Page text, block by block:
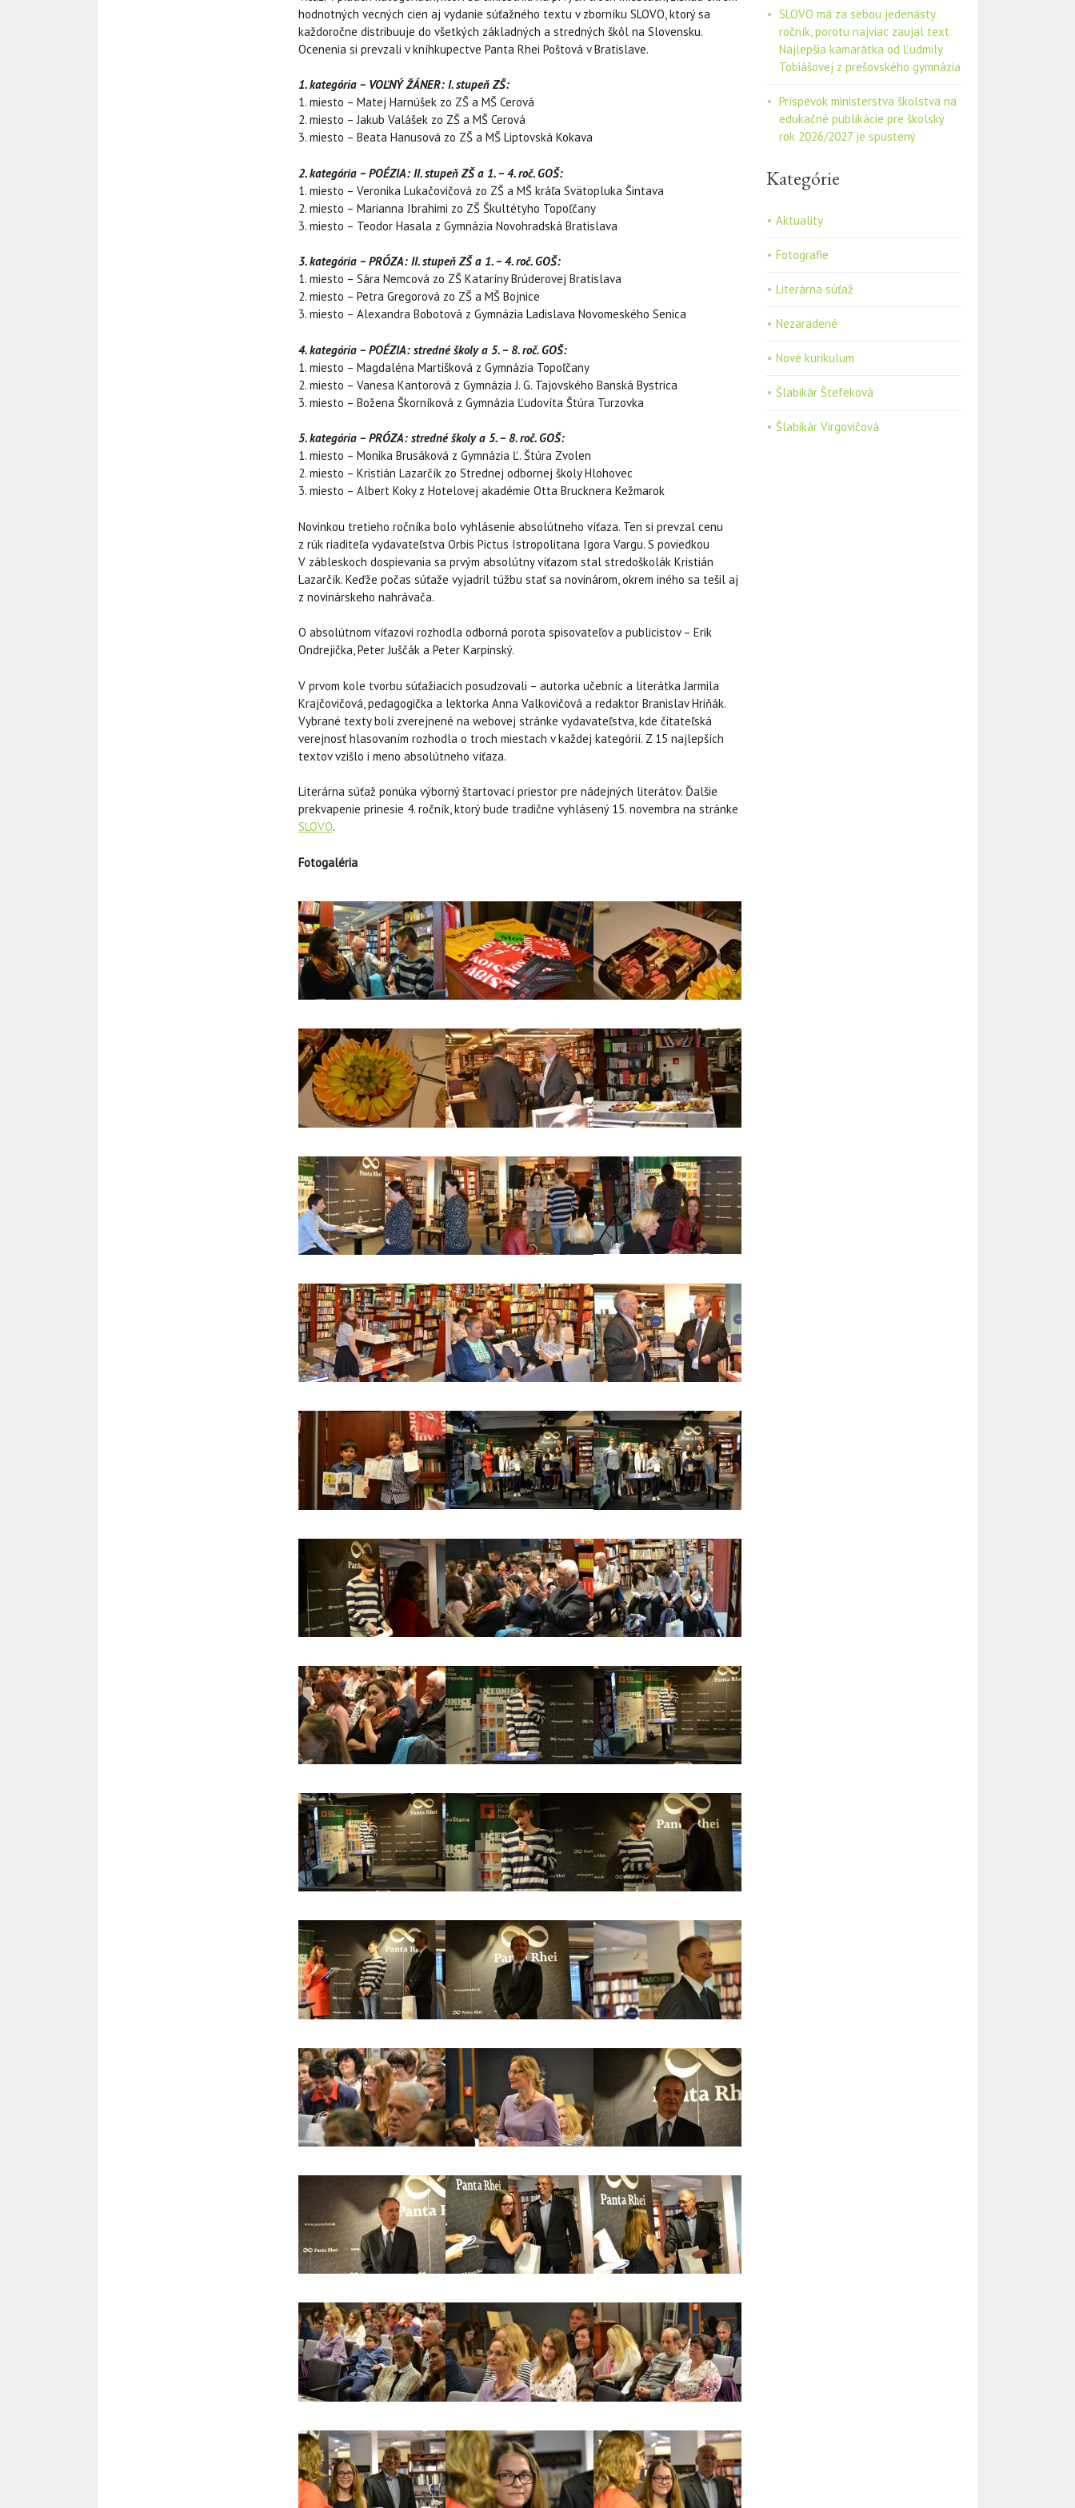
hodnotných vecných cien aj vydanie súťažného textu v zborníku SLOVO, ktorý sa
každoročne distribuuje do všetkých základných a stredných škôl na Slovensku.
Ocenenia si prevzali v kníhkupectve Panta Rhei Poštová v Bratislave.
1. kategória – VOĽNÝ ŽÁNER: I. stupeň ZŠ:
1. miesto – Matej Harnúšek zo ZŠ a MŠ Cerová
2. miesto – Jakub Valášek zo ZŠ a MŠ Cerová
3. miesto – Beata Hanusová zo ZŠ a MŠ Liptovská Kokava
2. kategória – POÉZIA: II. stupeň ZŠ a 1. – 4. roč. GOŠ:
1. miesto – Veronika Lukačovičová zo ZŠ a MŠ kráľa Svätopluka Šintava
2. miesto – Marianna Ibrahimi zo ZŠ Škultétyho Topoľčany
3. miesto – Teodor Hasala z Gymnázia Novohradská Bratislava
3. kategória – PRÓZA: II. stupeň ZŠ a 1. – 4. roč. GOŠ:
1. miesto – Sára Nemcová zo ZŠ Kataríny Brúderovej Bratislava
2. miesto – Petra Gregorová zo ZŠ a MŠ Bojnice
3. miesto – Alexandra Bobotová z Gymnázia Ladislava Novomeského Senica
4. kategória – POÉZIA: stredné školy a 5. – 8. roč. GOŠ:
1. miesto – Magdaléna Martišková z Gymnázia Topoľčany
2. miesto – Vanesa Kantorová z Gymnázia J. G. Tajovského Banská Bystrica
3. miesto – Božena Škorníková z Gymnázia Ľudovíta Štúra Turzovka
5. kategória – PRÓZA: stredné školy a 5. – 8. roč. GOŠ:
1. miesto – Monika Brusáková z Gymnázia Ľ. Štúra Zvolen
2. miesto – Kristián Lazarčík zo Strednej odbornej školy Hlohovec
3. miesto – Albert Koky z Hotelovej akadémie Otta Brucknera Kežmarok
Novinkou tretieho ročníka bolo vyhlásenie absolútneho víťaza. Ten si prevzal cenu
z rúk riaditeľa vydavateľstva Orbis Pictus Istropolitana Igora Vargu. S poviedkou
V zábleskoch dospievania sa prvým absolútny víťazom stal stredoškolák Kristián
Lazarčík. Keďže počas súťaže vyjadril túžbu stať sa novinárom, okrem iného sa tešil aj
z novinárskeho nahrávača.
O absolútnom víťazovi rozhodla odborná porota spisovateľov a publicistov – Erik
Ondrejička, Peter Juščák a Peter Karpinský.
V prvom kole tvorbu súťažiacich posudzovali – autorka učebníc a literátka Jarmila
Krajčovičová, pedagogička a lektorka Anna Valkovičová a redaktor Branislav Hriňák.
Vybrané texty boli zverejnené na webovej stránke vydavateľstva, kde čitateľská
verejnosť hlasovaním rozhodla o troch miestach v každej kategórií. Z 15 najlepších
textov vzišlo i meno absolútneho víťaza.
Literárna súťaž ponúka výborný štartovací priestor pre nádejných literátov. Ďalšie
prekvapenie prinesie 4. ročník, ktorý bude tradične vyhlásený 15. novembra na stránke
SLOVO.
Fotogaléria
SLOVO má za sebou jedenásty
ročník, porotu najviac zaujal text
Najlepšia kamarátka od Ľudmily
Tobiášovej z prešovského gymnázia
Príspevok ministerstva školstva na
edukačné publikácie pre školský
rok 2026/2027 je spustený
Kategórie
Aktuality
Fotografie
Literárna súťaž
Nezaradené
Nové kurikulum
Šlabikár Štefeková
Šlabikár Virgovičová